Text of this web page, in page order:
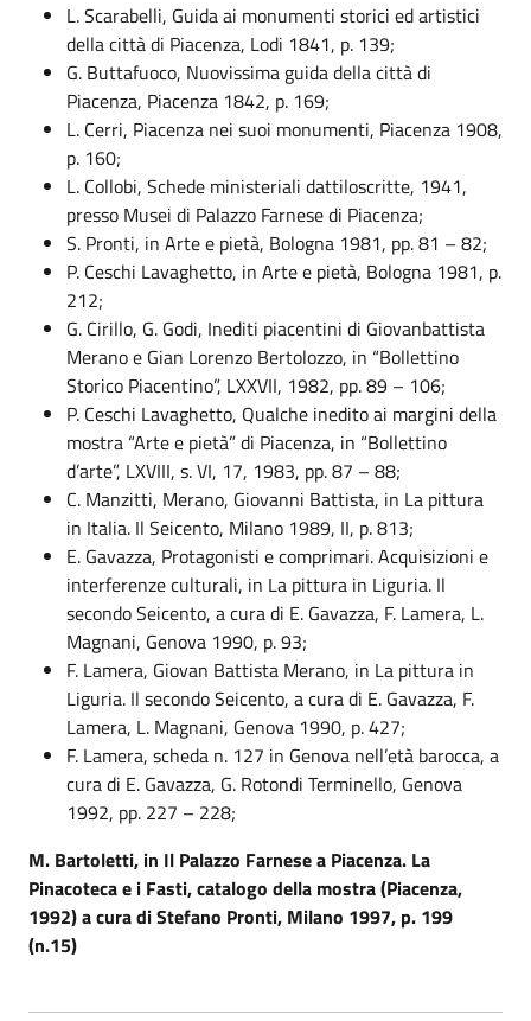
L. Scarabelli, Guida ai monumenti storici ed artistici
della città di Piacenza, Lodi 1841, p. 139;
G. Buttafuoco, Nuovissima guida della città di
Piacenza, Piacenza 1842, p. 169;
L. Cerri, Piacenza nei suoi monumenti, Piacenza 1908,
p. 160;
L. Collobi, Schede ministeriali dattiloscritte, 1941,
presso Musei di Palazzo Farnese di Piacenza;
S. Pronti, in Arte e pietà, Bologna 1981, pp. 81 – 82;
P. Ceschi Lavaghetto, in Arte e pietà, Bologna 1981, p.
212;
G. Cirillo, G. Godi, Inediti piacentini di Giovanbattista
Merano e Gian Lorenzo Bertolozzo, in “Bollettino
Storico Piacentino”, LXXVII, 1982, pp. 89 – 106;
P. Ceschi Lavaghetto, Qualche inedito ai margini della
mostra “Arte e pietà” di Piacenza, in “Bollettino
d’arte”, LXVIII, s. VI, 17, 1983, pp. 87 – 88;
C. Manzitti, Merano, Giovanni Battista, in La pittura
in Italia. Il Seicento, Milano 1989, II, p. 813;
E. Gavazza, Protagonisti e comprimari. Acquisizioni e
interferenze culturali, in La pittura in Liguria. Il
secondo Seicento, a cura di E. Gavazza, F. Lamera, L.
Magnani, Genova 1990, p. 93;
F. Lamera, Giovan Battista Merano, in La pittura in
Liguria. Il secondo Seicento, a cura di E. Gavazza, F.
Lamera, L. Magnani, Genova 1990, p. 427;
F. Lamera, scheda n. 127 in Genova nell’età barocca, a
cura di E. Gavazza, G. Rotondi Terminello, Genova
1992, pp. 227 – 228;
M. Bartoletti, in Il Palazzo Farnese a Piacenza. La
Pinacoteca e i Fasti, catalogo della mostra (Piacenza,
1992) a cura di Stefano Pronti, Milano 1997, p. 199
(n.15)